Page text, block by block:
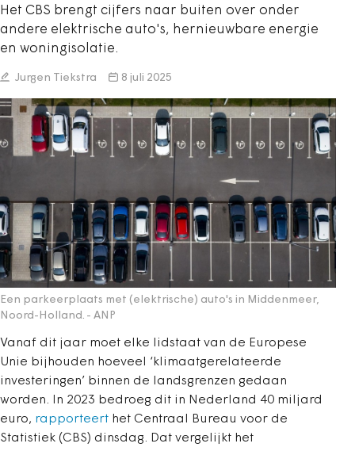
Het CBS brengt cijfers naar buiten over onder
andere elektrische auto's, hernieuwbare energie
en woningisolatie.
Jurgen Tiekstra 8 juli 2025
Een parkeerplaats met (elektrische) auto's in Middenmeer,
Noord-Holland. - ANP
Vanaf dit jaar moet elke lidstaat van de Europese
Unie bijhouden hoeveel ‘klimaatgerelateerde
investeringen’ binnen de landsgrenzen gedaan
worden. In 2023 bedroeg dit in Nederland 40 miljard
euro, rapporteert het Centraal Bureau voor de
Statistiek (CBS) dinsdag. Dat vergelijkt het